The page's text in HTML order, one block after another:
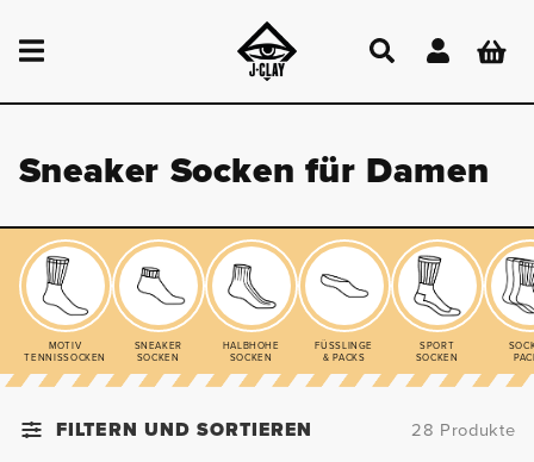
INHALT Einloggen
Sneaker Socken für Damen
MOTIV
TENNISSOCKEN
SNEAKER
SOCKEN
HALBHOHE
SOCKEN
FÜSSLINGE
& PACKS
SPORT
SOCKEN
FILTERN UND SORTIEREN 28 Produkte